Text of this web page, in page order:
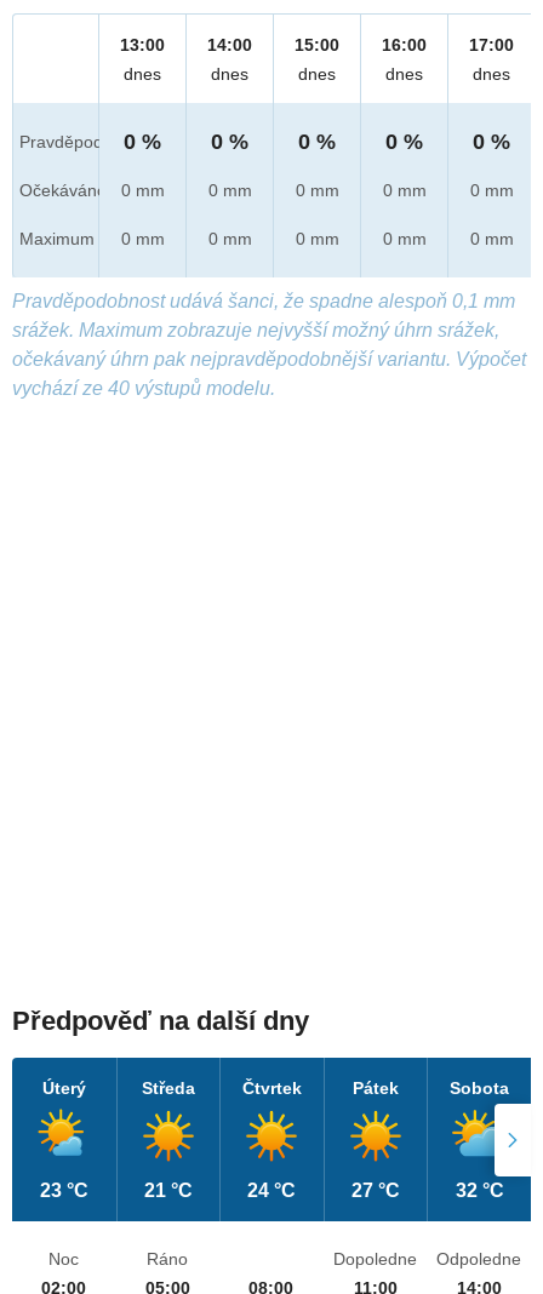
Pravděpod.
Očekáváno
Maximum
13:00
dnes
0 %
0 mm
0 mm
14:00
dnes
0 %
0 mm
0 mm
15:00
dnes
0 %
0 mm
0 mm
16:00
dnes
0 %
0 mm
0 mm
17:00
dnes
0 %
0 mm
0 mm
Pravděpodobnost udává šanci, že spadne alespoň 0,1 mm
srážek. Maximum zobrazuje nejvyšší možný úhrn srážek,
očekávaný úhrn pak nejpravděpodobnější variantu. Výpočet
vychází ze 40 výstupů modelu.
Předpověď na další dny
Úterý
23 °C
Středa
21 °C
Čtvrtek
24 °C
Pátek
27 °C
Sobota
32 °C
Noc
02:00
Ráno
05:00
08:00
Dopoledne
11:00
Odpoledne
14:00